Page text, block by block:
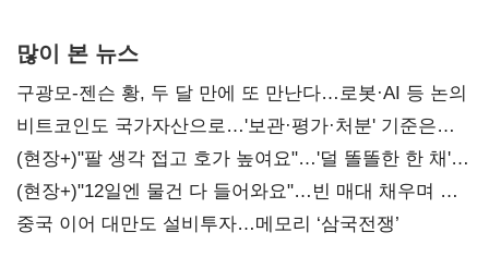
많이 본 뉴스
구광모-젠슨 황, 두 달 만에 또 만난다…로봇·AI 등 논의
비트코인도 국가자산으로…'보관·평가·처분' 기준은
숙제
(현장+)"팔 생각 접고 호가 높여요"…'덜 똘똘한 한 채'
20억 키맞추기
(현장+)"12일엔 물건 다 들어와요"…빈 매대 채우며 문
연 홈플러스
중국 이어 대만도 설비투자…메모리 ‘삼국전쟁’